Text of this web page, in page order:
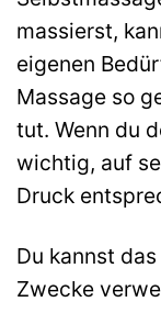
massierst,
eigenen
Massage so
tut. Wenn du
wichtig, auf
Druck
Du kannst
Zwecke